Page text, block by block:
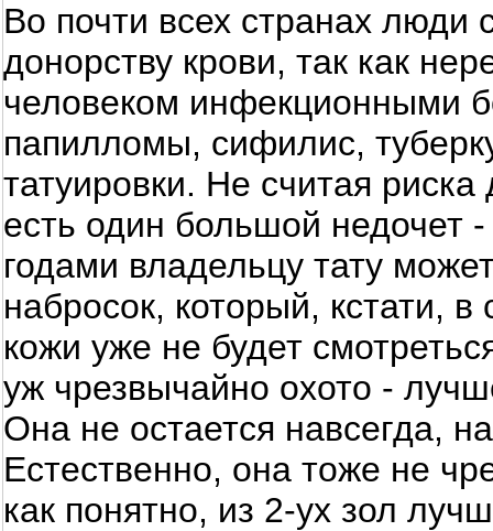
Во почти всех странах люди
донорству крови, так как
человеком инфекционными
папилломы, сифилис,
татуировки. Не считая
есть один большой недочет
годами владельцу тату
набросок, который, кстати,
кожи уже не будет
уж чрезвычайно охото -
Она не остается навсегда,
Естественно, она тоже не
как понятно, из 2-ух зол